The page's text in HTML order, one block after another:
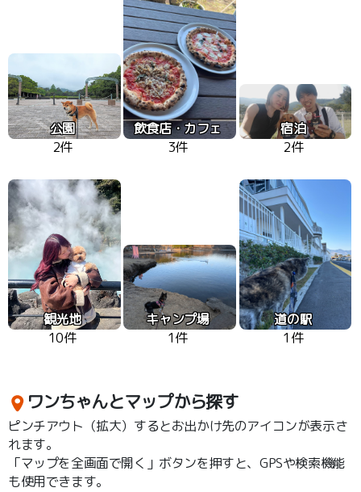
公園
2件
飲食店・カフェ
3件
宿泊
2件
観光地
10件
キャンプ場
1件
道の駅
1件
ワンちゃんとマップから探す
ピンチアウト（拡大）するとお出かけ先のアイコンが表示さ
れます。
「マップを全画面で開く」ボタンを押すと、GPSや検索機能
も使用できます。